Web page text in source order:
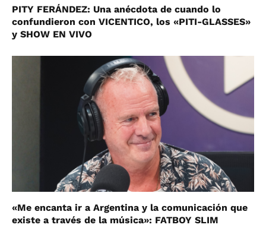
PITY FERÁNDEZ: Una anécdota de cuando lo
confundieron con VICENTICO, los «PITI-GLASSES»
y SHOW EN VIVO
«Me encanta ir a Argentina y la comunicación que
existe a través de la música»: FATBOY SLIM